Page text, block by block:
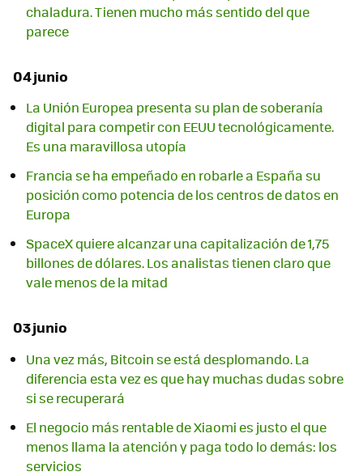
chaladura. Tienen mucho más sentido del que
parece
04 junio
La Unión Europea presenta su plan de soberanía
digital para competir con EEUU tecnológicamente.
Es una maravillosa utopía
Francia se ha empeñado en robarle a España su
posición como potencia de los centros de datos en
Europa
SpaceX quiere alcanzar una capitalización de 1,75
billones de dólares. Los analistas tienen claro que
vale menos de la mitad
03 junio
Una vez más, Bitcoin se está desplomando. La
diferencia esta vez es que hay muchas dudas sobre
si se recuperará
El negocio más rentable de Xiaomi es justo el que
menos llama la atención y paga todo lo demás: los
servicios